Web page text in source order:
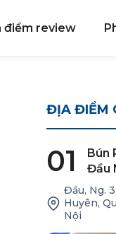
điểm review
ĐỊA ĐIỂM
01
Bún
Đầu
Đầu, Ng.
Huyên,
Nội